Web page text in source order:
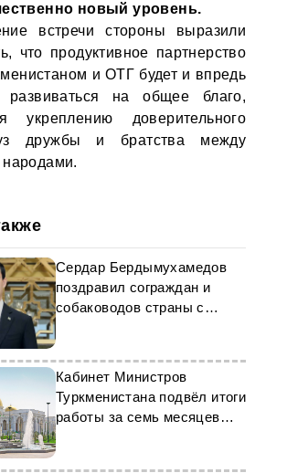
новый уровень.
встречи стороны выразили
что продуктивное партнерство
и ОТГ будет и впредь
развиваться на общее благо,
укреплению доверительного
дружбы и братства между
Сердар Бердымухамедов
поздравил сограждан и
собаководов страны с
Праздником туркменского
алабая
Кабинет Министров
Туркменистана подвёл итоги
работы за семь месяцев
2026 года